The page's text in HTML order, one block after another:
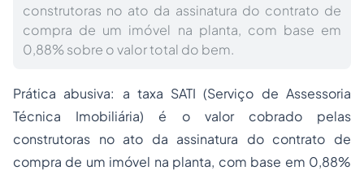
construtoras no ato da assinatura do contrato de
compra de um imóvel na planta, com base em
0,88% sobre o valor total do bem.
Prática abusiva: a taxa SATI (Serviço de Assessoria
Técnica Imobiliária) é o valor cobrado pelas
construtoras no ato da assinatura do contrato de
compra de um imóvel na planta, com base em 0,88%